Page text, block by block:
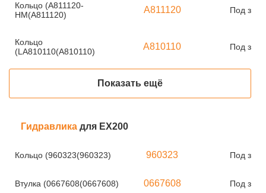
Кольцо (A811120-
HM(A811120)
A811120 Под
Кольцо
(LA810110(A810110)
A810110 Под
Показать ещё
Гидравлика для EX200
Кольцо (960323(960323) 960323 Под
Втулка (0667608(0667608) 0667608 Под